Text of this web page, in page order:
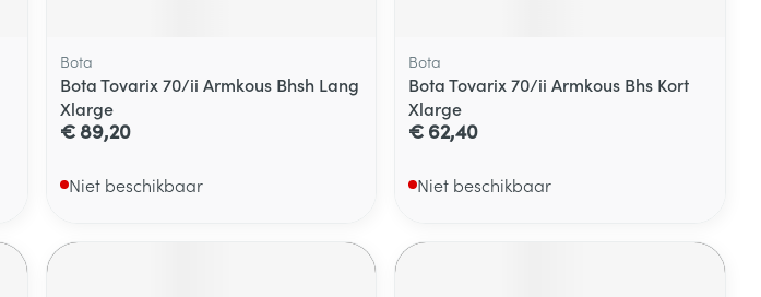
Bota
Bota Tovarix 70/ii Armkous Bhsh Lang
Xlarge
€ 89,20
Niet beschikbaar
Bota
Bota Tovarix 70/ii Armkous Bhs Kort
Xlarge
€ 62,40
Niet beschikbaar